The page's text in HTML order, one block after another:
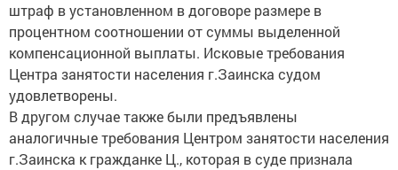
штраф в установленном в договоре размере в
процентном соотношении от суммы выделенной
компенсационной выплаты. Исковые требования
Центра занятости населения г.Заинска судом
удовлетворены.
В другом случае также были предъявлены
аналогичные требования Центром занятости населения
г.Заинска к гражданке Ц., которая в суде признала